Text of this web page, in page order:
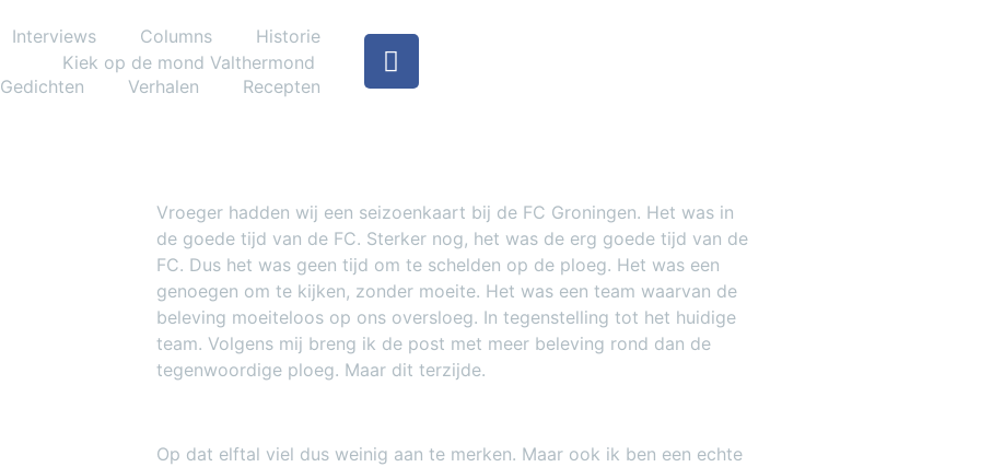
Interviews Columns Historie
Gedichten Verhalen Recepten
Vroeger hadden wij een seizoenkaart bij de FC Groningen. Het was in
de goede tijd van de FC. Sterker nog, het was de erg goede tijd van de
FC. Dus het was geen tijd om te schelden op de ploeg. Het was een
genoegen om te kijken, zonder moeite. Het was een team waarvan de
beleving moeiteloos op ons oversloeg. In tegenstelling tot het huidige
team. Volgens mij breng ik de post met meer beleving rond dan de
tegenwoordige ploeg. Maar dit terzijde.
Op dat elftal viel dus weinig aan te merken. Maar ook ik ben een echte